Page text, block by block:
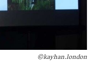
kayhan.london©